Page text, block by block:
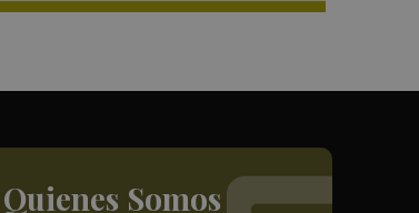
Quienes Somos